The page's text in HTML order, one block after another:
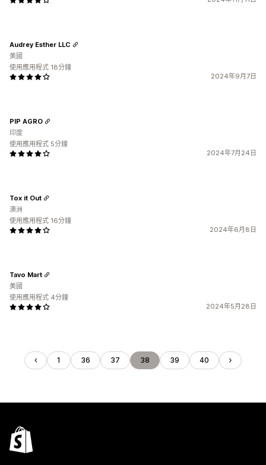
2024年9月7日
Audrey Esther LLC
美國
使用應用程式 18分鐘
2024年7月24日
PIP AGRO
印度
使用應用程式 5分鐘
2024年6月8日
Tox it Out
澳洲
使用應用程式 16分鐘
2024年5月28日
Tavo Mart
美國
使用應用程式 4分鐘
1 36 37 38 39 40